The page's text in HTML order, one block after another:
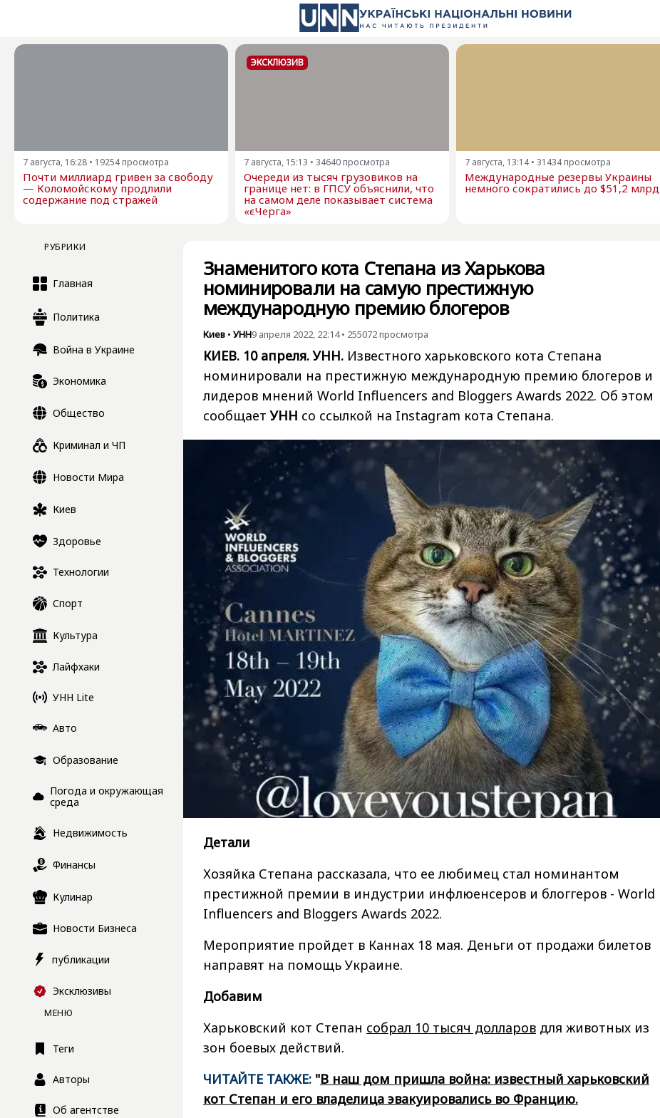
7 августа, 16:28 • 19254 просмотра
Почти миллиард гривен за свободу
— Коломойскому продлили
содержание под стражей
ЭКСКЛЮЗИВ
7 августа, 15:13 • 34640 просмотра
Очереди из тысяч грузовиков на
границе нет: в ГПСУ объяснили, что
на самом деле показывает система
«єЧерга»
7 августа, 13:14 • 31434 просмотра
Международные резервы Украины
немного сократились до $51,2 млрд
РУБРИКИ
Главная
Политика
Война в Украине
Экономика
Общество
Криминал и ЧП
Новости Мира
Киев
Здоровье
Технологии
Спорт
Культура
Лайфхаки
УНН Lite
Авто
Образование
Погода и окружающая
среда
Недвижимость
Финансы
Кулинар
Новости Бизнеса
публикации
Эксклюзивы
МЕНЮ
Теги
Авторы
Об агентстве
Знаменитого кота Степана из Харькова
номинировали на самую престижную
международную премию блогеров
Киев • УНН9 апреля 2022, 22:14• 255072просмотра
КИЕВ. 10 апреля. УНН. Известного харьковского кота Степана
номинировали на престижную международную премию блогеров и
лидеров мнений World Influencers and Bloggers Awards 2022. Об этом
сообщаетУНН со ссылкой на Instagram кота Степана.
Детали
Хозяйка Степана рассказала, что ее любимец стал номинантом
престижной премии в индустрии инфлюенсеров и блоггеров - World
Influencers and Bloggers Awards 2022.
Мероприятие пройдет в Каннах 18 мая. Деньги от продажи билетов
направят на помощь Украине.
Добавим
Харьковский кот Степан собрал 10 тысяч долларов для животных из
зон боевых действий.
ЧИТАЙТЕ ТАКЖЕ: "В наш дом пришла война: известный харьковский
кот Степан и его владелица эвакуировались во Францию.